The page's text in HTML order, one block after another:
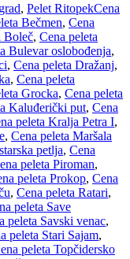
, Pelet RitopekCena
Bečmen, Cena
Boleč, Cena peleta
Bulevar oslobođenja,
, Cena peleta Dražanj,
, Cena peleta
Grocka, Cena peleta
Kaluđerički put, Cena
peleta Kralja Petra I,
, Cena peleta Maršala
petlja, Cena
peleta Piroman,
peleta Prokop, Cena
, Cena peleta Ratari,
peleta Save
peleta Savski venac,
peleta Stari Sajam,
peleta Topčidersko